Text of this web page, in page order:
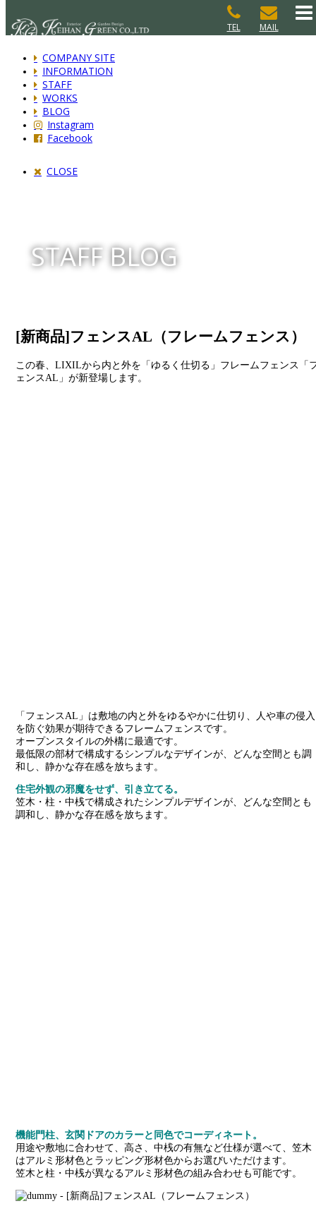
MAIL
TEL
COMPANY SITE
INFORMATION
STAFF
WORKS
BLOG
Instagram
Facebook
CLOSE
STAFF BLOG
[新商品]フェンスAL（フレームフェンス）
この春、LIXILから内と外を「ゆるく仕切る」フレームフェンス「
ェンスAL」が新登場します。
「フェンスAL」は敷地の内と外をゆるやかに仕切り、人や車の侵入
を防ぐ効果が期待できるフレームフェンスです。
オープンスタイルの外構に最適です。
最低限の部材で構成するシンプルなデザインが、どんな空間とも調
和し、静かな存在感を放ちます。
住宅外観の邪魔をせず、引き立てる。
笠木・柱・中桟で構成されたシンプルデザインが、どんな空間とも
調和し、静かな存在感を放ちます。
機能門柱、玄関ドアのカラーと同色でコーディネート。
用途や敷地に合わせて、高さ、中桟の有無など仕様が選べて、笠木
はアルミ形材色とラッピング形材色からお選びいただけます。
笠木と柱・中桟が異なるアルミ形材色の組み合わせも可能です。